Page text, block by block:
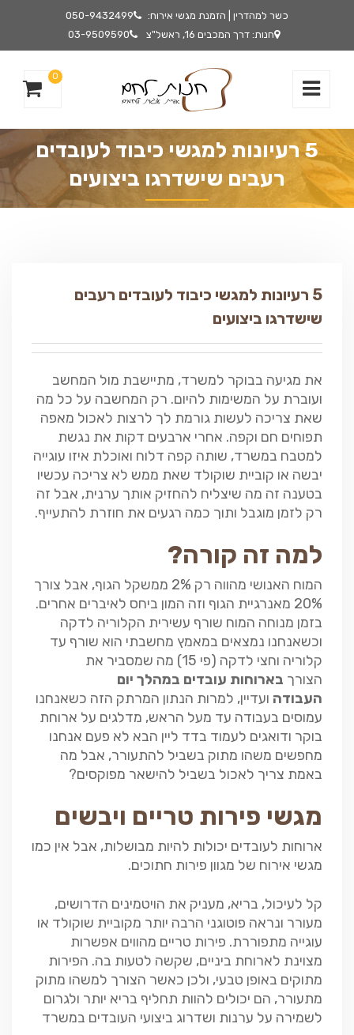
כשר למהדרין | הזמנת מגשי אירוח:
050-9432499
חנות: דרך המכבים 16, ראשל"צ
03-9509590
0
5 רעיונות למגשי כיבוד לעובדים
רעבים שישדרגו ביצועים
5 רעיונות למגשי כיבוד לעובדים רעבים
שישדרגו ביצועים
את מגיעה בבוקר למשרד, מתיישבת מול המחשב
ועוברת על המשימות להיום. רק המחשבה על כל מה
שאת צריכה לעשות גורמת לך לרצות לאכול מאפה
תפוחים חם וקפה. אחרי ארבעים דקות את נגשת
למטבח במשרד, שותה קפה דלוח ואוכלת איזו עוגייה
יבשה או קוביית שוקולד שאת ממש לא צריכה עכשיו
בטענה זה מה שיצליח להחזיק אותך ערנית, אבל זה
רק לזמן מוגבל ותוך כמה רגעים את חוזרת להתעייף.
למה זה קורה?
המוח האנושי מהווה רק 2% ממשקל הגוף, אבל צורך
20% מאנרגיית הגוף וזה המון ביחס לאיברים אחרים.
בזמן מנוחה המוח שורף עשירית הקלוריה לדקה
וכשאנחנו נמצאים במאמץ מחשבתי הוא שורף עד
קלוריה וחצי לדקה (פי 15) מה שמסביר את
הצורך בארוחות עובדים במהלך יום
העבודה ועדיין, למרות הנתון המרתק הזה כשאנחנו
עמוסים בעבודה עד מעל הראש, מדלגים על ארוחת
בוקר ודואגים לעמוד בדד ליין הבא לא פעם אנחנו
מחפשים משהו מתוק בשביל להתעורר, אבל מה
באמת צריך לאכול בשביל להישאר מפוקסים?
מגשי פירות טריים ויבשים
ארוחות לעובדים יכולות להיות מבושלות, אבל אין כמו
מגשי אירוח של מגוון פירות חתוכים.
קל לעיכול, בריא, מעניק את הויטמינים הדרושים,
מעורר ונראה פוטוגני הרבה יותר מקוביית שוקולד או
עוגייה מתפוררת. פירות טריים מהווים אפשרות
מצוינת לארוחת ביניים, שקשה לטעות בה. הפירות
מתוקים באופן טבעי, ולכן כאשר הצורך למשהו מתוק
מתעורר, הם יכולים להוות תחליף בריא יותר ולגרום
לשמירה על ערנות ושדרוג ביצועי העובדים במשרד